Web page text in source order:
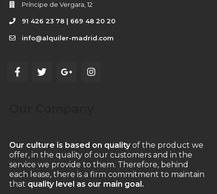
Príncipe de Vergara, 12
91 426 23 78 | 669 48 20 20
info@alquiler-madrid.com
Our culture is based on qualityof the product we
offer, in the quality of our customers and in the
service we provide to them. Therefore, behind
each lease, there is a firm commitment to maintain
that quality level as our main goal.